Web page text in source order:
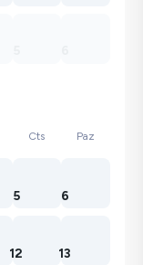
Cts Paz
5 6
12 13